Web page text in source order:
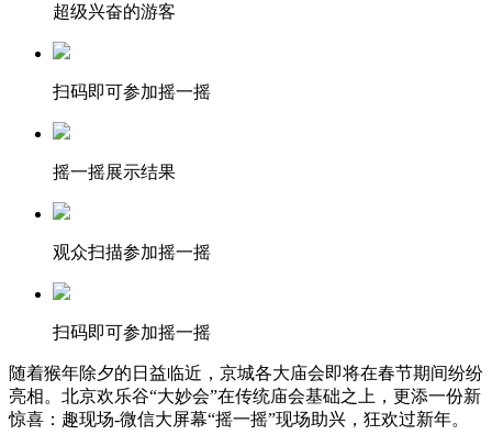
超级兴奋的游客
扫码即可参加摇一摇
摇一摇展示结果
观众扫描参加摇一摇
扫码即可参加摇一摇
随着猴年除夕的日益临近，京城各大庙会即将在春节期间纷纷
亮相。北京欢乐谷“大妙会”在传统庙会基础之上，更添一份新
惊喜：趣现场-微信大屏幕“摇一摇”现场助兴，狂欢过新年。